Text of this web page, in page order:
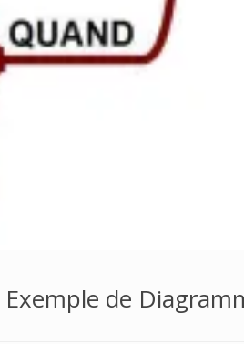
Exemple de